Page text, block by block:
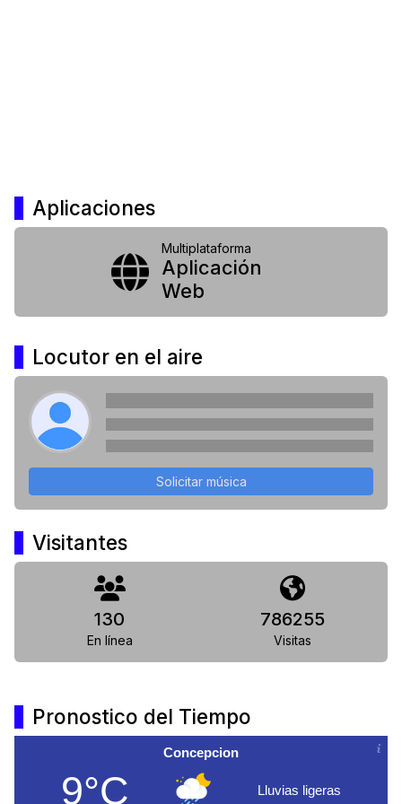
Aplicaciones
Multiplataforma
Aplicación
Web
Locutor en el aire
Solicitar música
Visitantes
130
En línea
786255
Visitas
Pronostico del Tiempo
Concepcion
9°C Lluvias ligeras